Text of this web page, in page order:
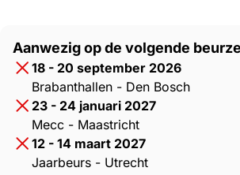
Aanwezig op de volgende
18 - 20 september 2026
Brabanthallen - Den Bosch
23 - 24 januari 2027
Mecc - Maastricht
12 - 14 maart 2027
Jaarbeurs - Utrecht